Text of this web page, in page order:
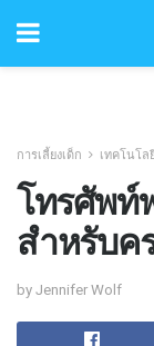
การเลี้ยงเด็ก เทคโนโล
โทรศัพท์
สำหรับค
by Jennifer Wolf